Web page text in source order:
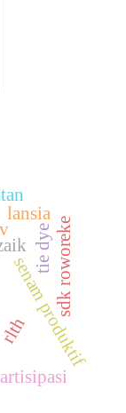
senam produktif
sdk roworeke
lansia
rlth
tie dye